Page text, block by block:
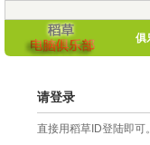
俱
请登录
直接用稻草ID登陆即可。